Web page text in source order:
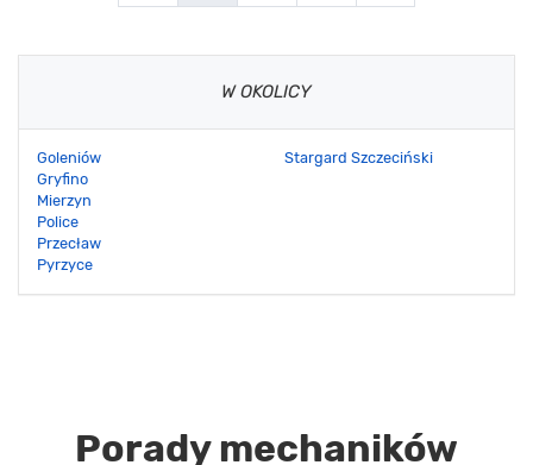
W OKOLICY
Goleniów
Gryfino
Mierzyn
Police
Przecław
Pyrzyce
Stargard Szczeciński
Porady mechaników